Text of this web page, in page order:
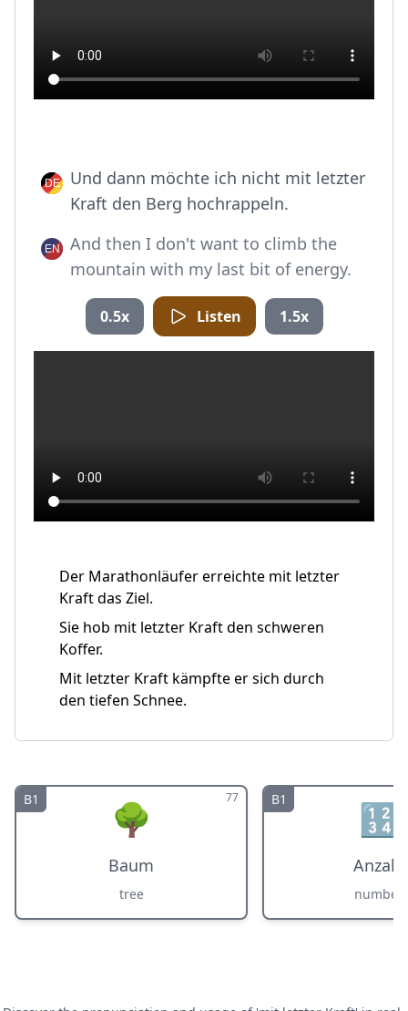
Und dann möchte ich nicht mit letzter
Kraft den Berg hochrappeln.
And then I don't want to climb the
mountain with my last bit of energy.
0.5x Listen 1.5x
Der Marathonläufer erreichte mit letzter
Kraft das Ziel.
Sie hob mit letzter Kraft den schweren
Koffer.
Mit letzter Kraft kämpfte er sich durch
den tiefen Schnee.
B1 77
🌳
Baum
tree
B1 🔢
Anzahl
number